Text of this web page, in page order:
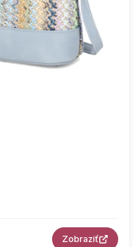
Zobraziť